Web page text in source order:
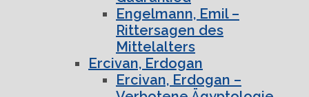
Engelmann, Emil –
Rittersagen des
Mittelalters
Ercivan, Erdogan
Ercivan, Erdogan –